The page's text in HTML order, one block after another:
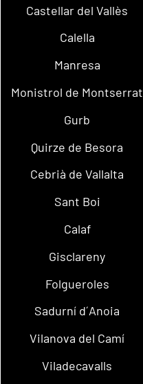
Castellar del Vallès
Calella
Manresa
Monistrol de Montserrat
Gurb
Quirze de Besora
Cebrià de Vallalta
Sant Boi
Calaf
Gisclareny
Folgueroles
Sadurní d´Anoia
Vilanova del Camí
Viladecavalls